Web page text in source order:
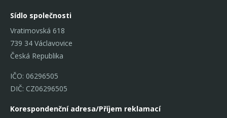
Sídlo společnosti
Vratimovská 618
739 34 Václavovice
Česká Republika
IČO: 06296505
DIČ: CZ06296505
Korespondenční adresa/Příjem reklamací